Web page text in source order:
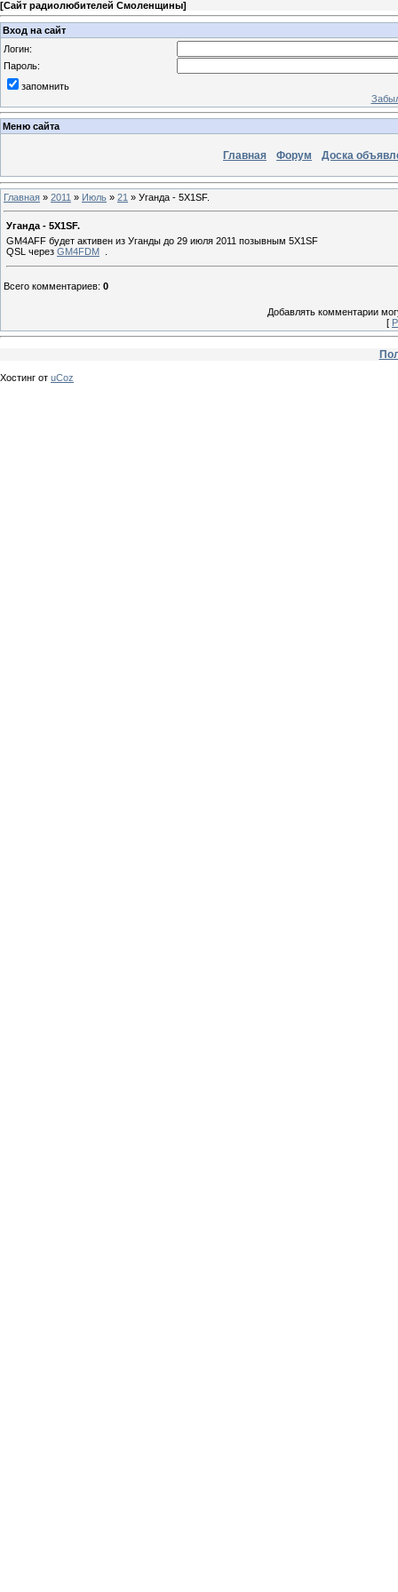
[Сайт радиолюбителей Смоленщины]
Вход на сайт
Логин:
Пароль:
запомнить
Меню сайта
Главная Форум Доска
Главная » 2011 » Июль » 21 » Уганда - 5X1SF.
Уганда - 5X1SF.
GM4AFF будет активен из Уганды до 29 июля 2011 позывным 5X1SF
QSL через GM4FDM
Всего комментариев: 0
Добавлять комментарии
[
Хостинг от uCoz